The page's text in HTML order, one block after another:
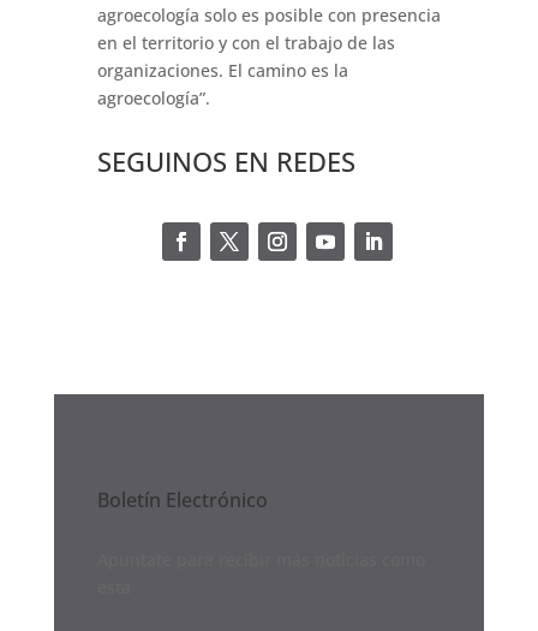
agroecología solo es posible con presencia
en el territorio y con el trabajo de las
organizaciones. El camino es la
agroecología”.
SEGUINOS EN REDES
Boletín Electrónico